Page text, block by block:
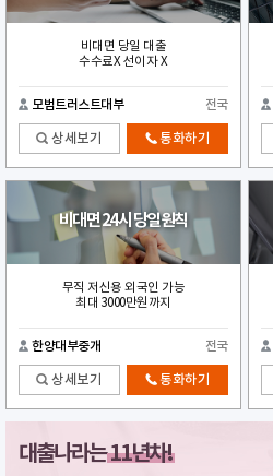
비대면 당일 대출
수수료X 선이자 X
모범트러스트대부 전국
상세보기 통화하기
비대면 24시 당일원칙
무직 저신용 외국인 가능
최대 3000만원까지
한양대부중개 전국
상세보기 통화하기
대출나라는11년차!